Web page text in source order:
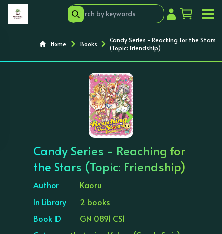
Home Books
Candy Series - Reaching for the Stars
(Topic: Friendship)
‹ ›
Candy Series - Reaching for
the Stars (Topic: Friendship)
Author
Kaoru
In Library
2 books
Book ID
GN 0891 CS1